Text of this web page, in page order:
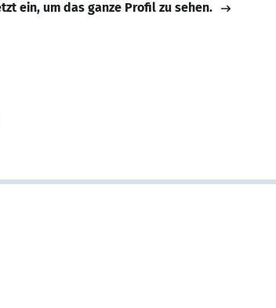
ein, um das ganze Profil zu sehen.